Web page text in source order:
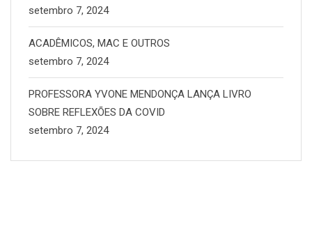
setembro 7, 2024
ACADÊMICOS, MAC E OUTROS
setembro 7, 2024
PROFESSORA YVONE MENDONÇA LANÇA LIVRO
SOBRE REFLEXÕES DA COVID
setembro 7, 2024